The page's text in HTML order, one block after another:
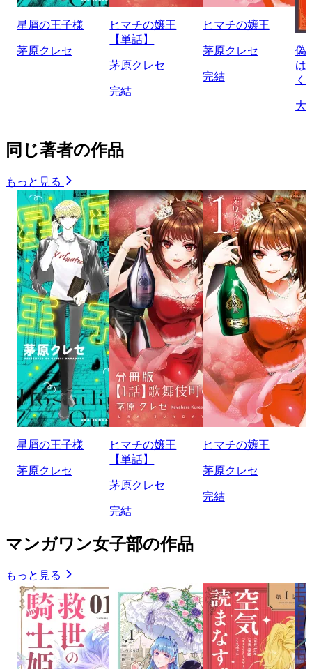
星屑の王子様
茅原クレセ
ヒマチの嬢王
【単話】
茅原クレセ
完結
ヒマチの嬢王
茅原クレセ
完結
偽
は
く
大
同じ著者の作品
もっと見る
星屑の王子様
茅原クレセ
ヒマチの嬢王
【単話】
茅原クレセ
完結
ヒマチの嬢王
茅原クレセ
完結
マンガワン女子部の作品
もっと見る